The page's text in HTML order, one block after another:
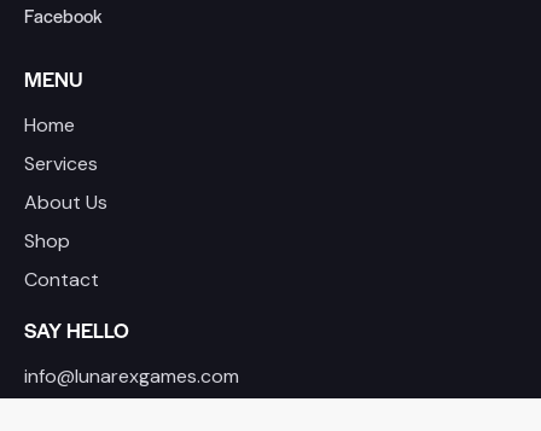
Facebook
MENU
Home
Services
About Us
Shop
Contact
SAY HELLO
info@lunarexgames.com